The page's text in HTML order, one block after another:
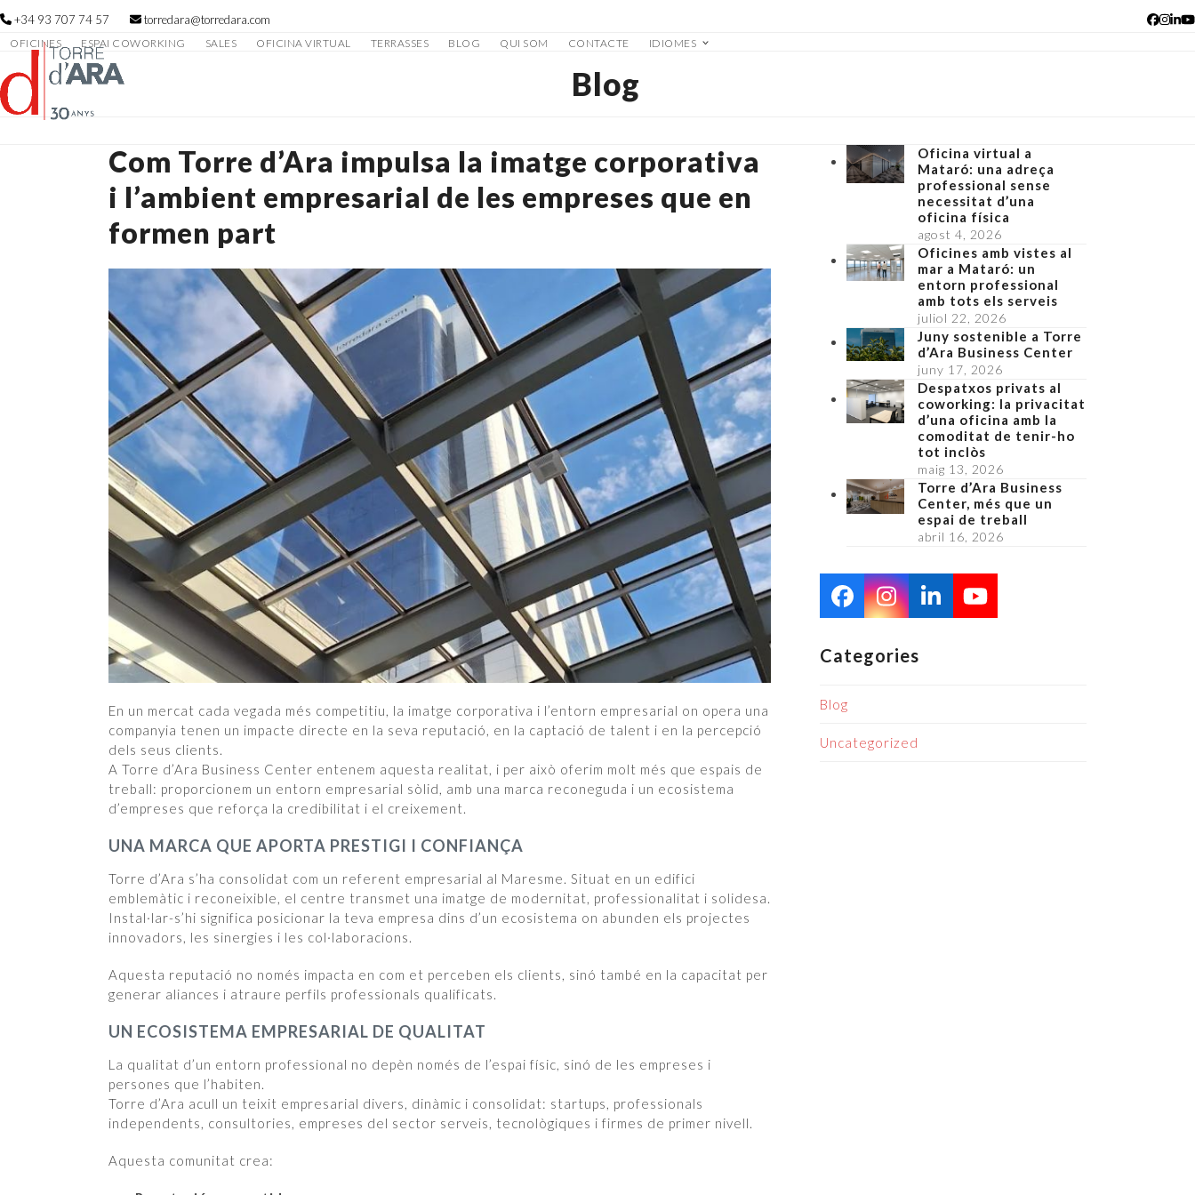
to
content
+34 93 707 74 57 torredara@torredara.com
OFICINES ESPAI COWORKING SALES OFICINA VIRTUAL TERRASSES BLOG QUI SOM CONTACTE IDIOMES
Blog
Com Torre d’Ara impulsa la imatge corporativa
i l’ambient empresarial de les empreses que en
formen part
En un mercat cada vegada més competitiu, la imatge corporativa i l’entorn empresarial on opera una
companyia tenen un impacte directe en la seva reputació, en la captació de talent i en la percepció
dels seus clients.
A Torre d’Ara Business Center entenem aquesta realitat, i per això oferim molt més que espais de
treball: proporcionem un entorn empresarial sòlid, amb una marca reconeguda i un ecosistema
d’empreses que reforça la credibilitat i el creixement.
UNA MARCA QUE APORTA PRESTIGI I CONFIANÇA
Torre d’Ara s’ha consolidat com un referent empresarial al Maresme. Situat en un edifici
emblemàtic i reconeixible, el centre transmet una imatge de modernitat, professionalitat i solidesa.
Instal·lar-s’hi significa posicionar la teva empresa dins d’un ecosistema on abunden els projectes
innovadors, les sinergies i les col·laboracions.
Aquesta reputació no només impacta en com et perceben els clients, sinó també en la capacitat per
generar aliances i atraure perfils professionals qualificats.
UN ECOSISTEMA EMPRESARIAL DE QUALITAT
La qualitat d’un entorn professional no depèn només de l’espai físic, sinó de les empreses i
persones que l’habiten.
Torre d’Ara acull un teixit empresarial divers, dinàmic i consolidat: startups, professionals
independents, consultories, empreses del sector serveis, tecnològiques i firmes de primer nivell.
Aquesta comunitat crea:
Oficina virtual a
Mataró: una adreça
professional sense
necessitat d’una
oficina física
agost 4, 2026
Oficines amb vistes al
mar a Mataró: un
entorn professional
amb tots els serveis
juliol 22, 2026
Juny sostenible a Torre
d’Ara Business Center
juny 17, 2026
Despatxos privats al
coworking: la privacitat
d’una oficina amb la
comoditat de tenir-ho
tot inclòs
maig 13, 2026
Torre d’Ara Business
Center, més que un
espai de treball
abril 16, 2026
Facebook
Instagram
LinkedInYouTube
Categories
Blog
Uncategorized